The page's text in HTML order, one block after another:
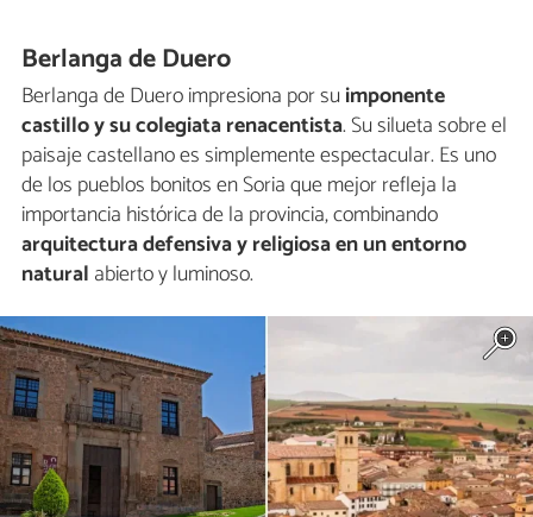
Berlanga de Duero
Berlanga de Duero impresiona por suimponente
castillo y su colegiata renacentista. Su silueta sobre el
paisaje castellano es simplemente espectacular. Es uno
de los pueblos bonitos en Soria que mejor refleja la
importancia histórica de la provincia, combinando
arquitectura defensiva y religiosa en un entorno
natural abierto y luminoso.